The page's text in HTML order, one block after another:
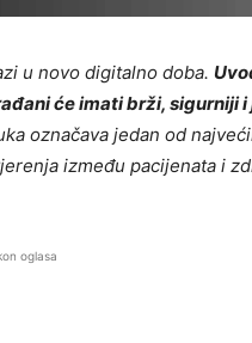
u novo digitalno doba.
će imati brži, sigurniji
označava jedan od
između pacijenata i
oglasa